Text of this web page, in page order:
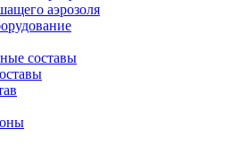
аэрозоля
составы